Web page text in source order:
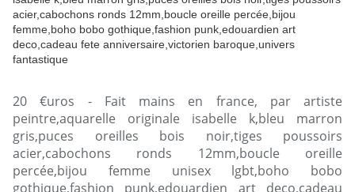
20 €uros - Fait mains en france, par artiste
peintre,aquarelle originale isabelle k,bleu marron
gris,puces oreilles bois noir,tiges poussoirs
acier,cabochons ronds 12mm,boucle oreille
percée,bijou femme unisex lgbt,boho bobo
gothique,fashion punk,edouardien art deco,cadeau